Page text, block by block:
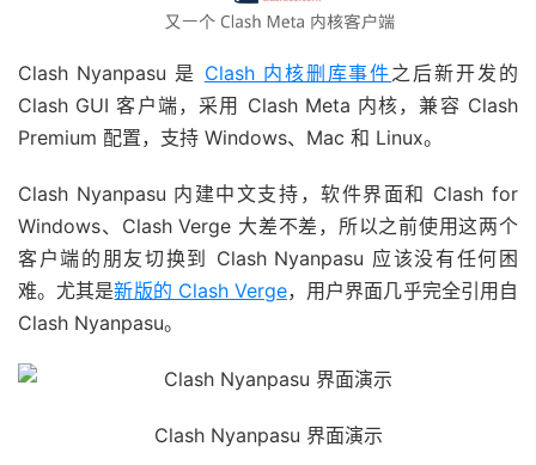
Clash Nyanpasu 是 Clash 内核删库事件之后新开发的
Clash GUI 客户端，采用 Clash Meta 内核，兼容 Clash
Premium 配置，支持 Windows、Mac 和 Linux。
Clash Nyanpasu 内建中文支持，软件界面和 Clash for
Windows、Clash Verge 大差不差，所以之前使用这两个
客户端的朋友切换到 Clash Nyanpasu 应该没有任何困
难。尤其是新版的 Clash Verge，用户界面几乎完全引用自
Clash Nyanpasu。
Clash Nyanpasu 界面演示